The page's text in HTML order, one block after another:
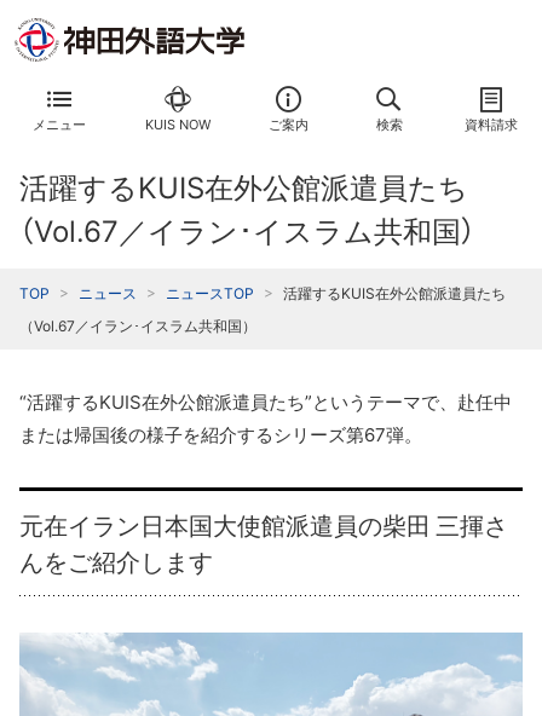
メニュー KUIS NOW ご案内 検索 資料請求
活躍するKUIS在外公館派遣員たち
（Vol.67／イラン･イスラム共和国）
TOP ニュース ニュースTOP
活躍するKUIS在外公館派遣員たち
（Vol.67／イラン･イスラム共和国）
“活躍するKUIS在外公館派遣員たち”というテーマで、赴任中
または帰国後の様子を紹介するシリーズ第67弾。
元在イラン日本国大使館派遣員の柴田 三揮さ
んをご紹介します